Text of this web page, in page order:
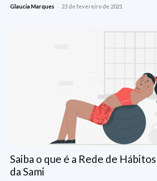
Glaucia Marques - 23 de fevereiro de 2021
Saiba o que é a Rede de
da Sami